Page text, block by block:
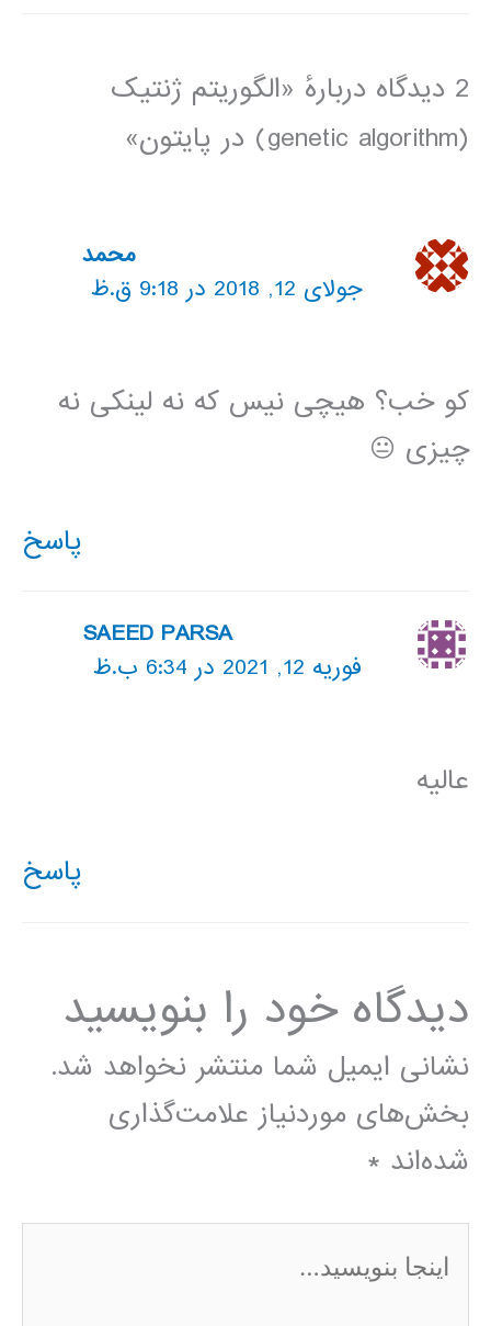
2 دیدگاه دربارهٔ «الگوریتم ژنتیک
(genetic algorithm) در پایتون»
محمد
جولای 12, 2018 در 9:18 ق.ظ
کو خب؟ هیچی نیس که نه لینکی نه
چیزی 😐
پاسخ
SAEED PARSA
فوریه 12, 2021 در 6:34 ب.ظ
عالیه
پاسخ
دیدگاه‌ خود را بنویسید
نشانی ایمیل شما منتشر نخواهد شد.
بخش‌های موردنیاز علامت‌گذاری
شده‌اند *
اینجا
بنویسید…